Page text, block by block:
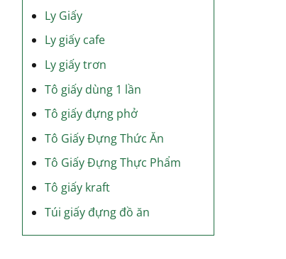
Ly Giấy
Ly giấy cafe
Ly giấy trơn
Tô giấy dùng 1 lần
Tô giấy đựng phở
Tô Giấy Đựng Thức Ăn
Tô Giấy Đựng Thực Phẩm
Tô giấy kraft
Túi giấy đựng đồ ăn